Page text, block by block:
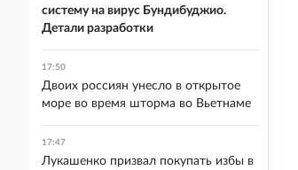
систему на вирус Бундибуджио.
Детали разработки
17:50
Двоих россиян унесло в открытое
море во время шторма во Вьетнаме
17:47
Лукашенко призвал покупать избы в